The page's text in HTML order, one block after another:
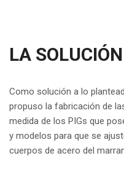
LA SOLUCIÓN
Como solución a lo
propuso la fabricación de
medida de los PIGs que
y modelos para que se
cuerpos de acero del